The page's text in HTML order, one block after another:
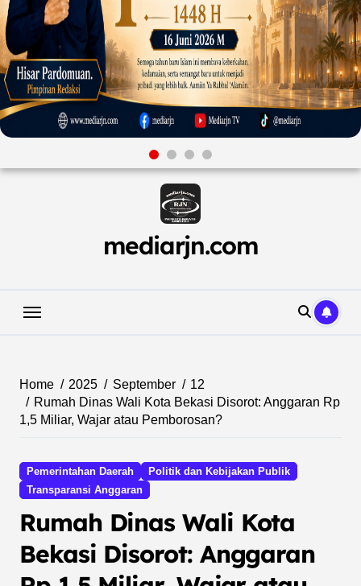
Skip
mediarjn.com
Home 2025 September
12
Rumah Dinas Wali Kota Bekasi Disorot: Anggaran Rp
1,5 Miliar, Wajar atau Pemborosan?
Pemerintahan Daerah
Politik dan Kebijakan Publik
Transparansi Anggaran
Rumah Dinas Wali Kota
Bekasi Disorot: Anggaran